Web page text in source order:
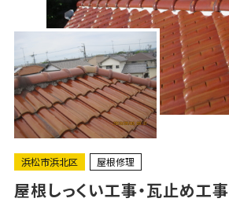
浜松市浜北区 屋根修理
屋根しっくい工事・瓦止め工事